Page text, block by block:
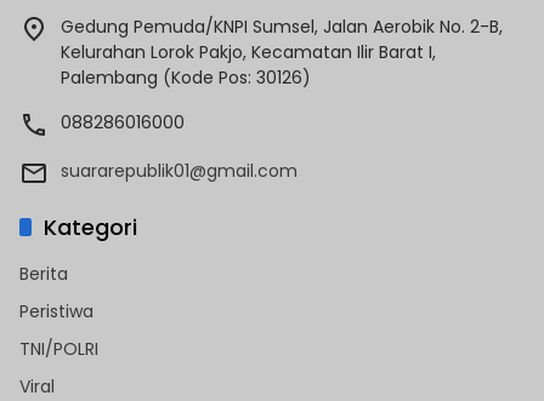
Gedung Pemuda/KNPI Sumsel, Jalan Aerobik No. 2-B,
Kelurahan Lorok Pakjo, Kecamatan Ilir Barat I,
Palembang (Kode Pos: 30126)
088286016000
suararepublik01@gmail.com
Kategori
Berita
Peristiwa
TNI/POLRI
Viral